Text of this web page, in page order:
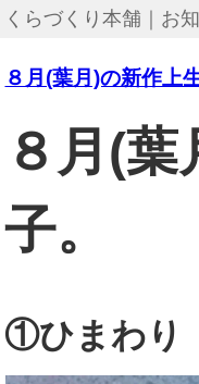
くらづくり本舗｜お
８月(葉月)の新作上
８月(
子。
①ひまわり